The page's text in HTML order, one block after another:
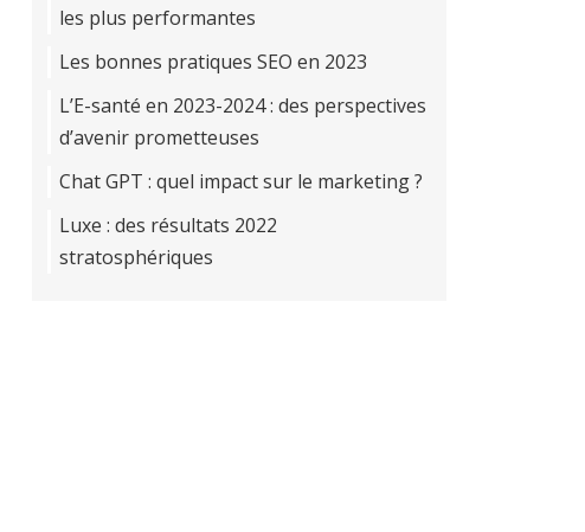
les plus performantes
Les bonnes pratiques SEO en 2023
L’E-santé en 2023-2024 : des perspectives
d’avenir prometteuses
Chat GPT : quel impact sur le marketing ?
Luxe : des résultats 2022
stratosphériques